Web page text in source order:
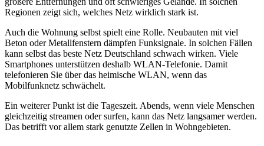
Regionen zeigt sich, welches Netz wirklich stark ist.
Auch die Wohnung selbst spielt eine Rolle. Neubauten mit viel
Beton oder Metallfenstern dämpfen Funksignale. In solchen Fällen
kann selbst das beste Netz Deutschland schwach wirken. Viele
Smartphones unterstützen deshalb WLAN‑Telefonie. Damit
telefonieren Sie über das heimische WLAN, wenn das
Mobilfunknetz schwächelt.
Ein weiterer Punkt ist die Tageszeit. Abends, wenn viele Menschen
gleichzeitig streamen oder surfen, kann das Netz langsamer werden.
Das betrifft vor allem stark genutzte Zellen in Wohngebieten.